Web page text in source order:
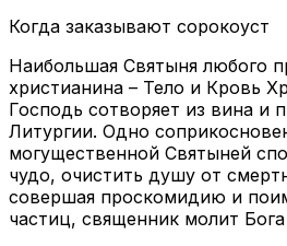
Когда заказывают сорокоуст
Наибольшая Святыня любого
христианина – Тело и Кровь
Господь сотворяет из вина и
Литургии. Одно
могущественной Святыней
чудо, очистить душу от
совершая проскомидию и
частиц, священник молит